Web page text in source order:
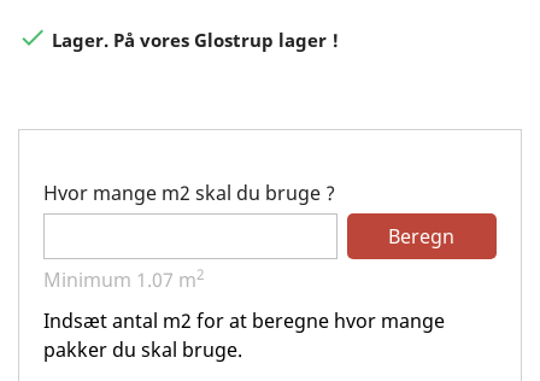
 Lager. På vores Glostrup lager !
Hvor mange m2 skal du bruge ?
Beregn
Minimum 1.07 m2
Indsæt antal m2 for at beregne hvor mange
pakker du skal bruge.